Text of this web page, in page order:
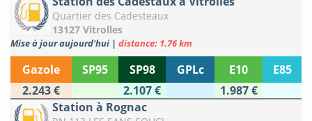
Quartier des Cadesteaux
13127 Vitrolles
Mise à jour aujourd'hui | distance: 1.76 km
Gazole SP95 SP98 GPLc E10
E85
2.243 €
2.107 €
1.987 €
Station à Rognac